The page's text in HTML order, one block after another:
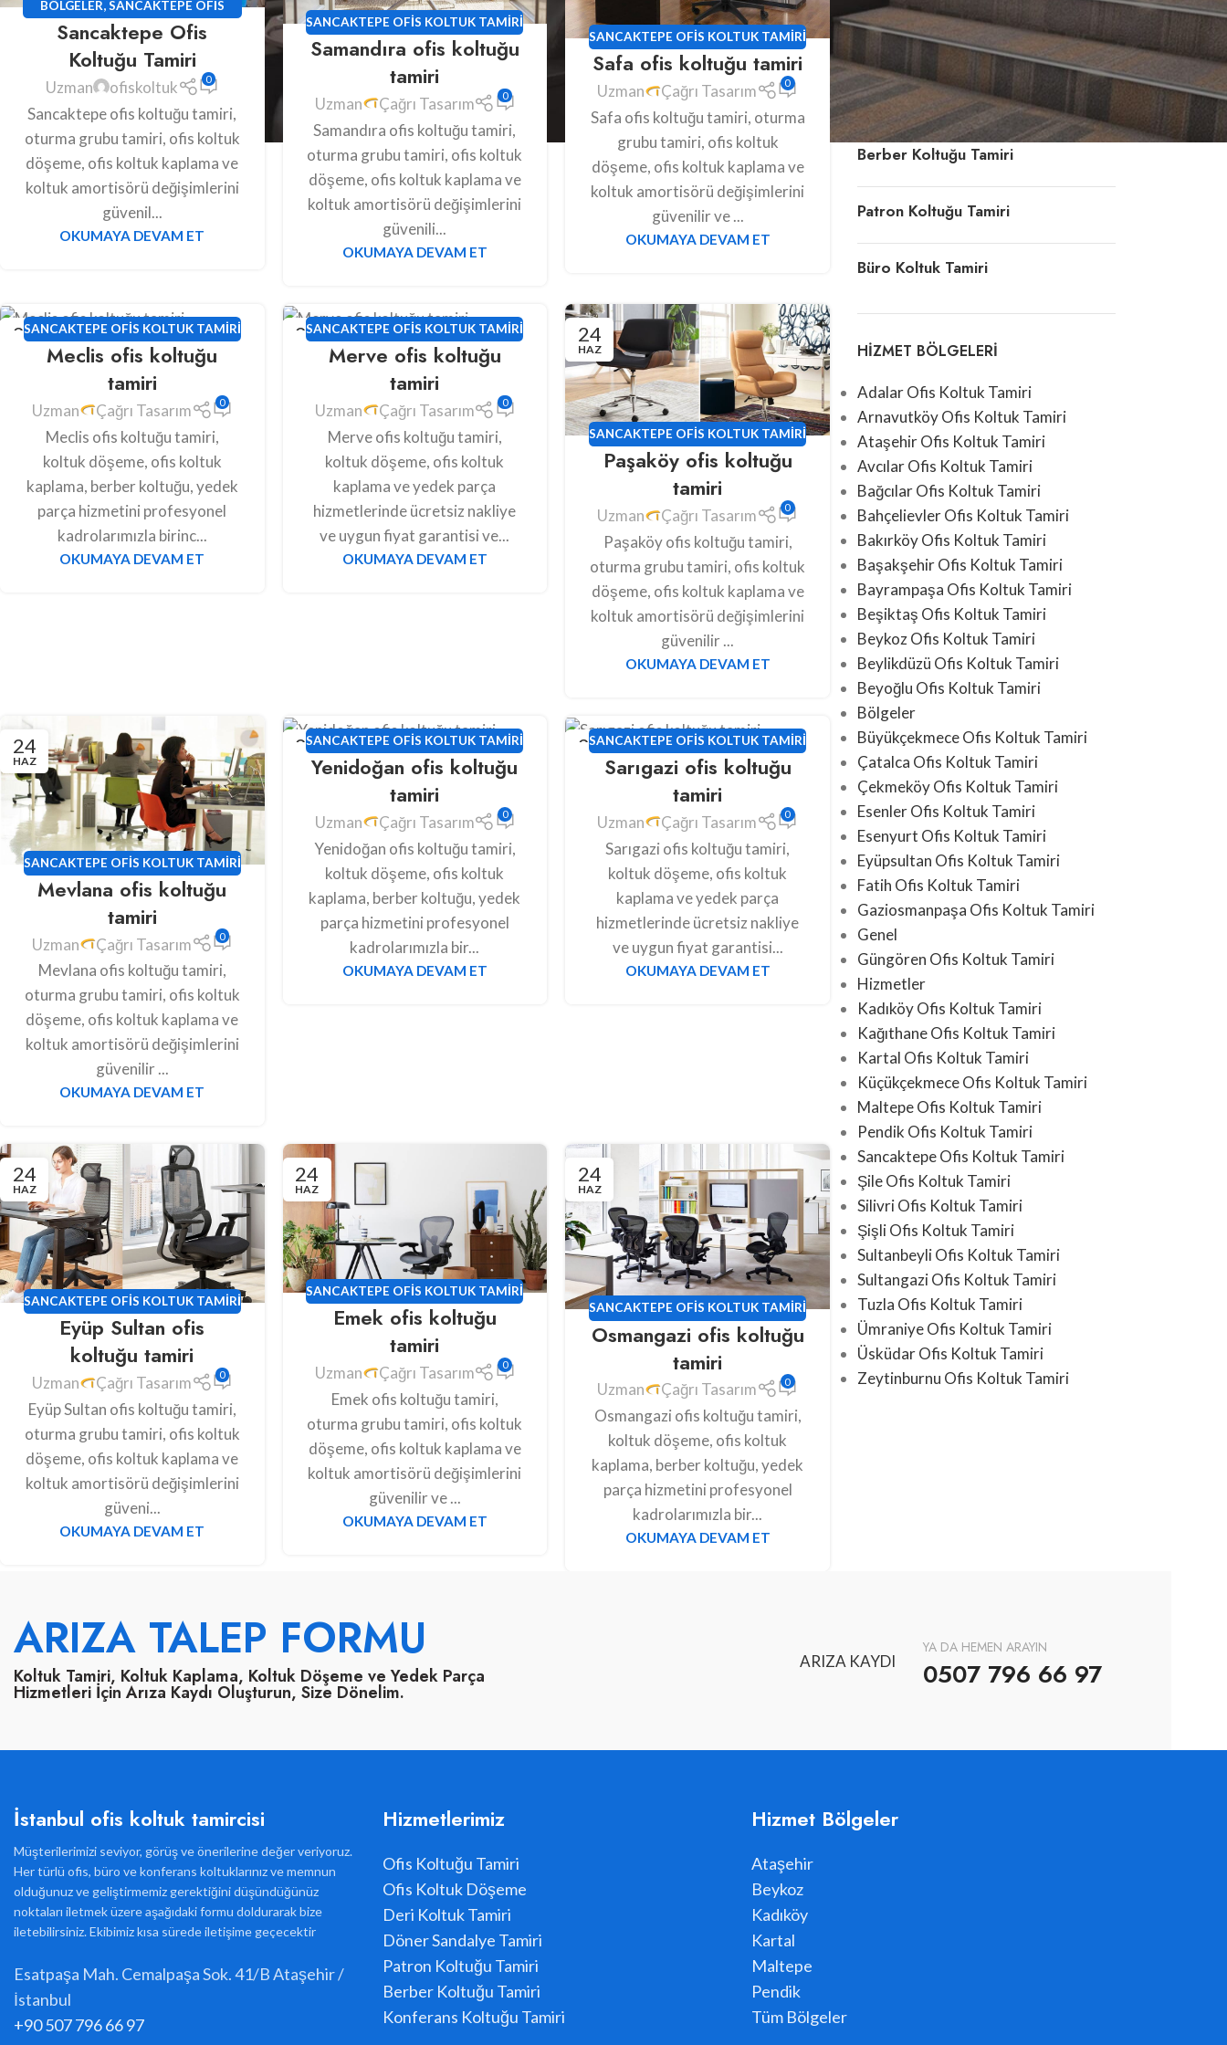
BÖLGELER,SANCAKTEPE OFIS
KOLTUK TAMIRI
Sancaktepe Ofis
Koltuğu Tamiri
Uzman ofiskoltuk 0
Sancaktepe ofis koltuğu tamiri,
oturma grubu tamiri, ofis koltuk
döşeme, ofis koltuk kaplama ve
koltuk amortisörü değişimlerini
güvenil...
OKUMAYA DEVAM ET
SANCAKTEPE OFIS KOLTUK TAMIRI
Samandıra ofis koltuğu
tamiri
Uzman Çağrı Tasarım 0
Samandıra ofis koltuğu tamiri,
oturma grubu tamiri, ofis koltuk
döşeme, ofis koltuk kaplama ve
koltuk amortisörü değişimlerini
güvenili...
OKUMAYA DEVAM ET
SANCAKTEPE OFIS KOLTUK TAMIRI
Safa ofis koltuğu tamiri
Uzman Çağrı Tasarım 0
Safa ofis koltuğu tamiri, oturma
grubu tamiri, ofis koltuk
döşeme, ofis koltuk kaplama ve
koltuk amortisörü değişimlerini
güvenilir ve ...
OKUMAYA DEVAM ET
24SANCAKTEPE OFIS KOLTUK TAMIRI
Meclis ofis koltuğu
tamiri
Uzman Çağrı Tasarım 0
Meclis ofis koltuğu tamiri,
koltuk döşeme, ofis koltuk
kaplama, berber koltuğu, yedek
parça hizmetini profesyonel
kadrolarımızla birinc...
OKUMAYA DEVAM ET
24SANCAKTEPE OFIS KOLTUK TAMIRI
Merve ofis koltuğu
tamiri
Uzman Çağrı Tasarım 0
Merve ofis koltuğu tamiri,
koltuk döşeme, ofis koltuk
kaplama ve yedek parça
hizmetlerinde ücretsiz nakliye
ve uygun fiyat garantisi ve...
OKUMAYA DEVAM ET
24
HAZ
SANCAKTEPE OFIS KOLTUK TAMIRI
Paşaköy ofis koltuğu
tamiri
Uzman Çağrı Tasarım 0
Paşaköy ofis koltuğu tamiri,
oturma grubu tamiri, ofis koltuk
döşeme, ofis koltuk kaplama ve
koltuk amortisörü değişimlerini
güvenilir ...
OKUMAYA DEVAM ET
24
HAZ
SANCAKTEPE OFIS KOLTUK TAMIRI
Mevlana ofis koltuğu
tamiri
Uzman Çağrı Tasarım 0
Mevlana ofis koltuğu tamiri,
oturma grubu tamiri, ofis koltuk
döşeme, ofis koltuk kaplama ve
koltuk amortisörü değişimlerini
güvenilir ...
OKUMAYA DEVAM ET
24
HAZ
SANCAKTEPE OFIS KOLTUK TAMIRI
Yenidoğan ofis koltuğu
tamiri
Uzman Çağrı Tasarım 0
Yenidoğan ofis koltuğu tamiri,
koltuk döşeme, ofis koltuk
kaplama, berber koltuğu, yedek
parça hizmetini profesyonel
kadrolarımızla bir...
OKUMAYA DEVAM ET
24SANCAKTEPE OFIS KOLTUK TAMIRI
Sarıgazi ofis koltuğu
tamiri
Uzman Çağrı Tasarım 0
Sarıgazi ofis koltuğu tamiri,
koltuk döşeme, ofis koltuk
kaplama ve yedek parça
hizmetlerinde ücretsiz nakliye
ve uygun fiyat garantisi...
OKUMAYA DEVAM ET
24
HAZ
SANCAKTEPE OFIS KOLTUK TAMIRI
Eyüp Sultan ofis
koltuğu tamiri
Uzman Çağrı Tasarım 0
Eyüp Sultan ofis koltuğu tamiri,
oturma grubu tamiri, ofis koltuk
döşeme, ofis koltuk kaplama ve
koltuk amortisörü değişimlerini
güveni...
OKUMAYA DEVAM ET
24
HAZ
SANCAKTEPE OFIS KOLTUK TAMIRI
Emek ofis koltuğu
tamiri
Uzman Çağrı Tasarım 0
Emek ofis koltuğu tamiri,
oturma grubu tamiri, ofis koltuk
döşeme, ofis koltuk kaplama ve
koltuk amortisörü değişimlerini
güvenilir ve ...
OKUMAYA DEVAM ET
24
HAZ
SANCAKTEPE OFIS KOLTUK TAMIRI
Osmangazi ofis koltuğu
tamiri
Uzman Çağrı Tasarım 0
Osmangazi ofis koltuğu tamiri,
koltuk döşeme, ofis koltuk
kaplama, berber koltuğu, yedek
parça hizmetini profesyonel
kadrolarımızla bir...
OKUMAYA DEVAM ET
Ofis Koltuk Döşeme
Deri Koltuk Tamiri
Berber Koltuğu Tamiri
Patron Koltuğu Tamiri
Büro Koltuk Tamiri
HIZMET BÖLGELERI
Adalar Ofis Koltuk Tamiri
Arnavutköy Ofis Koltuk Tamiri
Ataşehir Ofis Koltuk Tamiri
Avcılar Ofis Koltuk Tamiri
Bağcılar Ofis Koltuk Tamiri
Bahçelievler Ofis Koltuk Tamiri
Bakırköy Ofis Koltuk Tamiri
Başakşehir Ofis Koltuk Tamiri
Bayrampaşa Ofis Koltuk Tamiri
Beşiktaş Ofis Koltuk Tamiri
Beykoz Ofis Koltuk Tamiri
Beylikdüzü Ofis Koltuk Tamiri
Beyoğlu Ofis Koltuk Tamiri
Bölgeler
Büyükçekmece Ofis Koltuk Tamiri
Çatalca Ofis Koltuk Tamiri
Çekmeköy Ofis Koltuk Tamiri
Esenler Ofis Koltuk Tamiri
Esenyurt Ofis Koltuk Tamiri
Eyüpsultan Ofis Koltuk Tamiri
Fatih Ofis Koltuk Tamiri
Gaziosmanpaşa Ofis Koltuk Tamiri
Genel
Güngören Ofis Koltuk Tamiri
Hizmetler
Kadıköy Ofis Koltuk Tamiri
Kağıthane Ofis Koltuk Tamiri
Kartal Ofis Koltuk Tamiri
Küçükçekmece Ofis Koltuk Tamiri
Maltepe Ofis Koltuk Tamiri
Pendik Ofis Koltuk Tamiri
Sancaktepe Ofis Koltuk Tamiri
Şile Ofis Koltuk Tamiri
Silivri Ofis Koltuk Tamiri
Şişli Ofis Koltuk Tamiri
Sultanbeyli Ofis Koltuk Tamiri
Sultangazi Ofis Koltuk Tamiri
Tuzla Ofis Koltuk Tamiri
Ümraniye Ofis Koltuk Tamiri
Üsküdar Ofis Koltuk Tamiri
Zeytinburnu Ofis Koltuk Tamiri
ARIZA TALEP FORMU
Koltuk Tamiri, Koltuk Kaplama, Koltuk Döşeme ve Yedek Parça
Hizmetleri İçin Arıza Kaydı Oluşturun, Size Dönelim.
ARIZA KAYDI
YA DA HEMEN ARAYIN
0507 796 66 97
İstanbul ofis koltuk tamircisi
Müşterilerimizi seviyor, görüş ve önerilerine değer veriyoruz.
Her türlü ofis, büro ve konferans koltuklarınız ve memnun
olduğunuz ve geliştirmemiz gerektiğini düşündüğünüz
noktaları iletmek üzere aşağıdaki formu doldurarak bize
iletebilirsiniz. Ekibimiz kısa sürede iletişime geçecektir
Esatpaşa Mah. Cemalpaşa Sok. 41/B Ataşehir /
İstanbul
+90 507 796 66 97
Hizmetlerimiz
Ofis Koltuğu Tamiri
Ofis Koltuk Döşeme
Deri Koltuk Tamiri
Döner Sandalye Tamiri
Patron Koltuğu Tamiri
Berber Koltuğu Tamiri
Konferans Koltuğu Tamiri
Hizmet Bölgeler
Ataşehir
Beykoz
Kadıköy
Kartal
Maltepe
Pendik
Tüm Bölgeler